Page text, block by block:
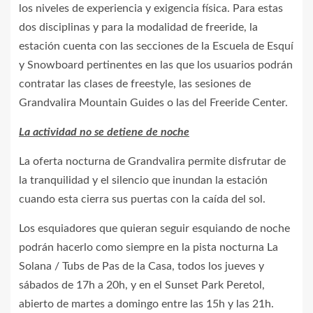
los niveles de experiencia y exigencia física. Para estas
dos disciplinas y para la modalidad de freeride, la
estación cuenta con las secciones de la Escuela de Esquí
y Snowboard pertinentes en las que los usuarios podrán
contratar las clases de freestyle, las sesiones de
Grandvalira Mountain Guides o las del Freeride Center.
La actividad no se detiene de noche
La oferta nocturna de Grandvalira permite disfrutar de
la tranquilidad y el silencio que inundan la estación
cuando esta cierra sus puertas con la caída del sol.
Los esquiadores que quieran seguir esquiando de noche
podrán hacerlo como siempre en la pista nocturna La
Solana / Tubs de Pas de la Casa, todos los jueves y
sábados de 17h a 20h, y en el Sunset Park Peretol,
abierto de martes a domingo entre las 15h y las 21h.